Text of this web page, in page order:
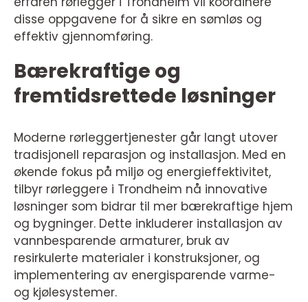
disse oppgavene for å sikre en sømløs og
effektiv gjennomføring.
Bærekraftige og
fremtidsrettede løsninger
Moderne rørleggertjenester går langt utover
tradisjonell reparasjon og installasjon. Med en
økende fokus på miljø og energieffektivitet,
tilbyr rørleggere i Trondheim nå innovative
løsninger som bidrar til mer bærekraftige hjem
og bygninger. Dette inkluderer installasjon av
vannbesparende armaturer, bruk av
resirkulerte materialer i konstruksjoner, og
implementering av energisparende varme-
og kjølesystemer.